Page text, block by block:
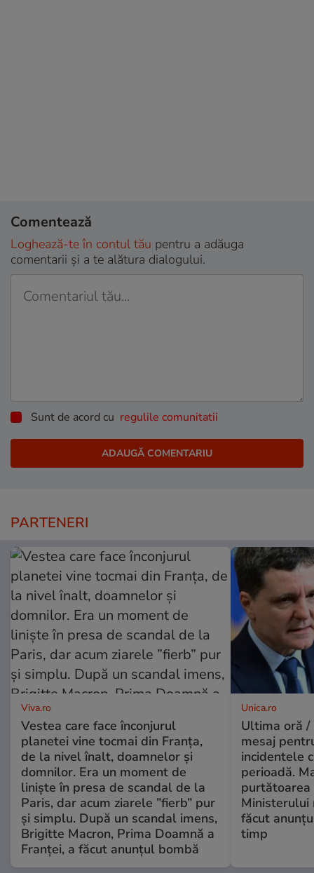
Comentează
Loghează-te în contul tău pentru a adăuga
comentarii și a te alătura dialogului.
Sunt de acord cu regulile comunitatii
PARTENERI
Viva.ro
Vestea care face înconjurul
planetei vine tocmai din Franța,
de la nivel înalt, doamnelor și
domnilor. Era un moment de
liniște în presa de scandal de la
Paris, dar acum ziarele ”fierb” pur
și simplu. După un scandal imens,
Brigitte Macron, Prima Doamnă a
Franței, a făcut anunțul bombă
Unica.ro
Ultima oră /
mesaj
incidentele
perioadă.
purtătoarea
Ministerului
făcut
timp